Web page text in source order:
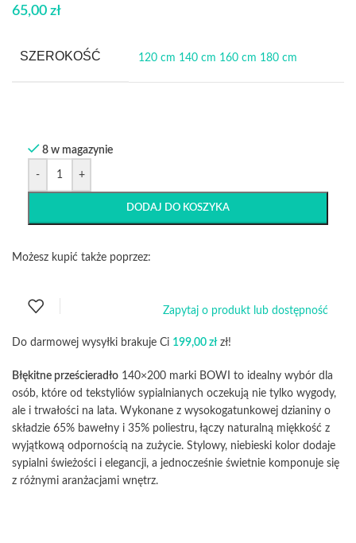
65,00 zł
SZEROKOŚĆ 120 cm 140 cm 160 cm 180 cm
8 w magazynie
- +
DODAJ DO KOSZYKA
Możesz kupić także poprzez:
Zapytaj o produkt lub dostępność
Do darmowej wysyłki brakuje Ci 199,00 złzł!
Błękitne prześcieradło 140×200 marki BOWI to idealny wybór dla
osób, które od tekstyliów sypialnianych oczekują nie tylko wygody,
ale i trwałości na lata. Wykonane z wysokogatunkowej dzianiny o
składzie 65% bawełny i 35% poliestru, łączy naturalną miękkość z
wyjątkową odpornością na zużycie. Stylowy, niebieski kolor dodaje
sypialni świeżości i elegancji, a jednocześnie świetnie komponuje się
z różnymi aranżacjami wnętrz.